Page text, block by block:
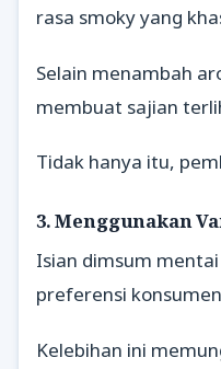
rasa smoky yang
Selain menambah
membuat sajian
Tidak hanya itu,
3. Menggunakan
Isian dimsum
preferensi
Kelebihan ini